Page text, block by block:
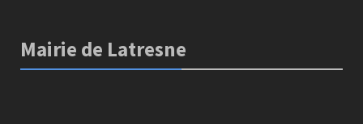
Mairie de Latresne